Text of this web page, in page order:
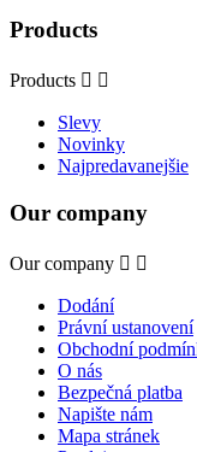
Products
Products  
Slevy
Novinky
Najpredavanejšie
Our company
Our company  
Dodání
Právní ustanovení
Obchodní
O nás
Bezpečná platba
Napište nám
Mapa stránek